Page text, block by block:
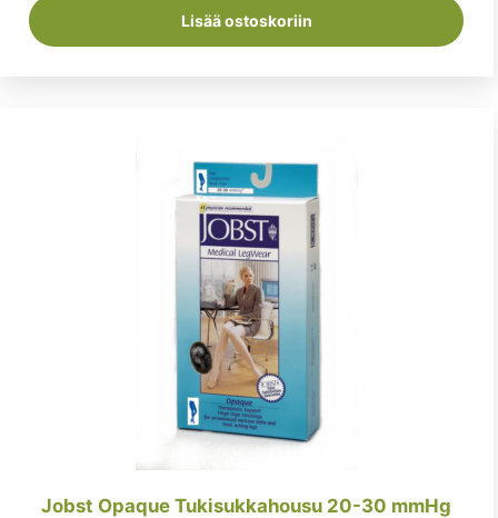
Lisää ostoskoriin
Jobst Opaque Tukisukkahousu 20-30 mmHg